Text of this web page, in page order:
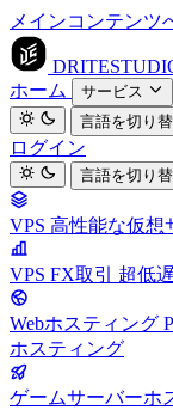
メインコンテンツ
ホーム
サービス
言語を切り
ログイン
言語を切り
VPS 高性能な仮想
VPS FX取引 超低
Webホスティング
ホスティング
ゲームサーバーホ